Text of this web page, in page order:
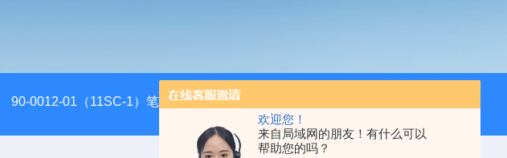
欢迎您！
来自局域网的朋友！有什么可以
帮助您的吗？
90-0012-01（11SC-1）笔式汞灯 ZX-3手持式超声波测厚仪